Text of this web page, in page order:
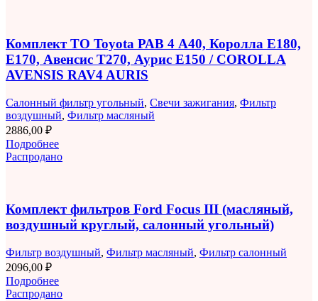
Комплект ТО Toyota РАВ 4 A40, Королла E180,
E170, Авенсис T270, Аурис E150 / COROLLA
AVENSIS RAV4 AURIS
Салонный фильтр угольный, Свечи зажигания, Фильтр
воздушный, Фильтр масляный
2886,00 ₽
Подробнее
Распродано
Комплект фильтров Ford Focus III (масляный,
воздушный круглый, салонный угольный)
Фильтр воздушный, Фильтр масляный, Фильтр салонный
2096,00 ₽
Подробнее
Распродано